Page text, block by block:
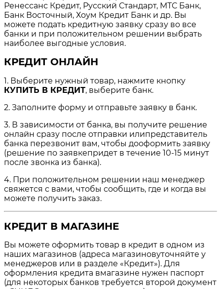
Ренессанс Кредит, Русский Стандарт, МТС Банк,
Банк Восточный, Хоум Кредит Банк и др. Вы
можете подать кредитную заявку сразу во все
банки и при положительном решении выбрать
наиболее выгодные условия.
КРЕДИТ ОНЛАЙН
1. Выберите нужный товар, нажмите кнопку
КУПИТЬ В КРЕДИТ, выберите банк.
2. Заполните форму и отправьте заявку в банк.
3. В зависимости от банка, вы получите решение
онлайн сразу после отправки илипредставитель
банка перезвонит вам, чтобы дооформить заявку
(решение по заявкепридет в течение 10-15 минут
после звонка из банка).
4. При положительном решении наш менеджер
свяжется с вами, чтобы сообщить, где и когда вы
можете получить заказ.
КРЕДИТ В МАГАЗИНЕ
Вы можете оформить товар в кредит в одном из
наших магазинов (адреса магазиновуточняйте у
менеджеров или в разделе «Кредит»). Для
оформления кредита вмагазине нужен паспорт
(для некоторых банков требуется второй документ